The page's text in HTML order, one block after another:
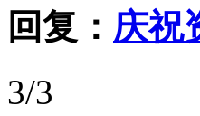
回复： 庆祝
3/3